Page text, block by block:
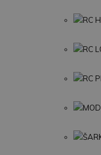
RC
RC
RC